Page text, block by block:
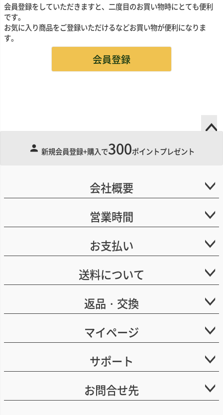
会員登録をしていただきますと、二度目のお買い物時にとても便利
です。
お気に入り商品をご登録いただけるなどお買い物が便利になりま
す。
会員登録
新規会員登録+購入で300ポイントプレゼント
会社概要
営業時間
お支払い
送料について
返品・交換
マイページ
サポート
お問合せ先